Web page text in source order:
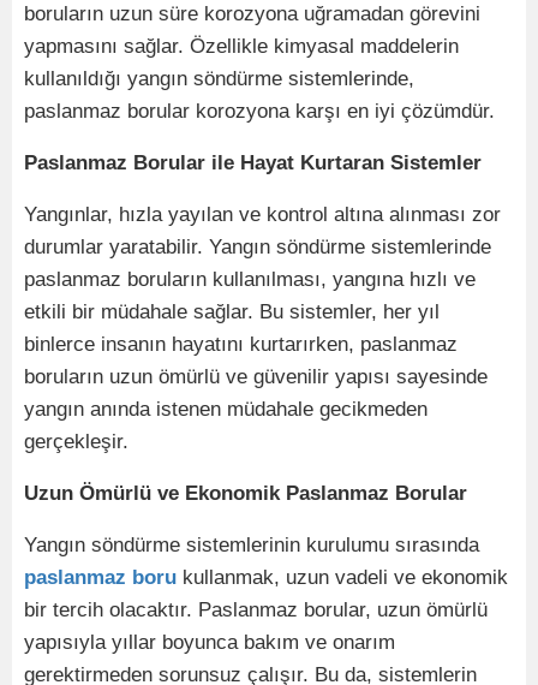
boruların uzun süre korozyona uğramadan görevini
yapmasını sağlar. Özellikle kimyasal maddelerin
kullanıldığı yangın söndürme sistemlerinde,
paslanmaz borular korozyona karşı en iyi çözümdür.
Paslanmaz Borular ile Hayat Kurtaran Sistemler
Yangınlar, hızla yayılan ve kontrol altına alınması zor
durumlar yaratabilir. Yangın söndürme sistemlerinde
paslanmaz boruların kullanılması, yangına hızlı ve
etkili bir müdahale sağlar. Bu sistemler, her yıl
binlerce insanın hayatını kurtarırken, paslanmaz
boruların uzun ömürlü ve güvenilir yapısı sayesinde
yangın anında istenen müdahale gecikmeden
gerçekleşir.
Uzun Ömürlü ve Ekonomik Paslanmaz Borular
Yangın söndürme sistemlerinin kurulumu sırasında
paslanmaz boru kullanmak, uzun vadeli ve ekonomik
bir tercih olacaktır. Paslanmaz borular, uzun ömürlü
yapısıyla yıllar boyunca bakım ve onarım
gerektirmeden sorunsuz çalışır. Bu da, sistemlerin